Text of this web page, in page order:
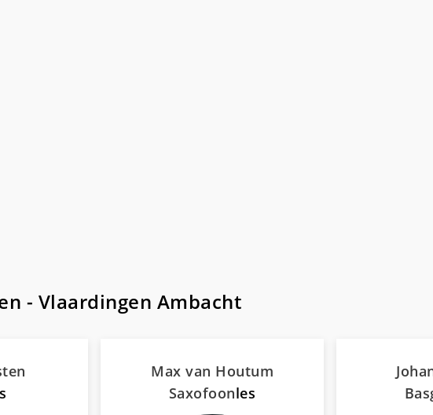
- Vlaardingen Ambacht
Max van Houtum
Saxofoonles